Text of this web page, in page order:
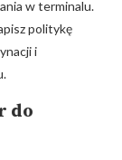
w terminalu.
politykę
i
do